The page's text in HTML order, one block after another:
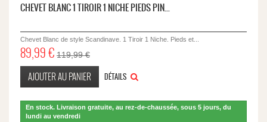
CHEVET BLANC 1 TIROIR 1 NICHE PIEDS PIN...
Chevet Blanc de style Scandinave. 1 Tiroir 1 Niche. Pieds et...
89,99 € 119,99 €
AJOUTER AU PANIER DÉTAILS
En stock. Livraison gratuite, au rez-de-chaussée, sous 5 jours, du
lundi au vendredi